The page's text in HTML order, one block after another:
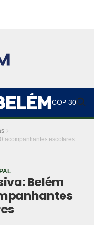
COP 30
acompanhantes escolares
Belém